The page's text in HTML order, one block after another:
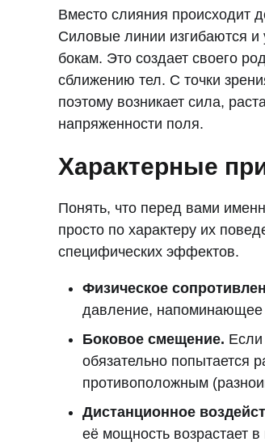
Вместо слияния происходит
Силовые линии изгибаются и
бокам. Это создает своего
сближению тел. С точки
поэтому возникает сила,
напряженности поля.
Характерные
Понять, что перед вами
просто по характеру их
специфических эффектов.
Физическое
давление, напоминающее
Боковое смещение. Если
обязательно попытается
противоположным
Дистанционное
её мощность возрастает